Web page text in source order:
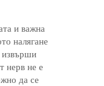
и важна
налягане
извърши
нерв не е
да се